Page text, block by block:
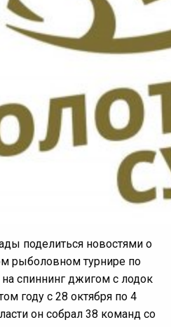
поделиться новостями о
рыболовном турнире по
спиннинг джигом с лодок
году с 28 октября по 4
он собрал 38 команд со